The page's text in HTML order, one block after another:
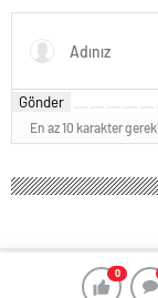
0
Gönder
En az 10 karakter